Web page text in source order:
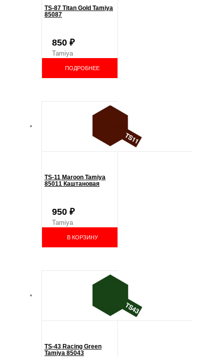
TS-87 Titan Gold Tamiya
85087
850 ₽
Tamiya
ПОДРОБНЕЕ
TS-11 Maroon Tamiya
85011 Каштановая
950 ₽
Tamiya
В КОРЗИНУ
TS-43 Racing Green
Tamiya 85043